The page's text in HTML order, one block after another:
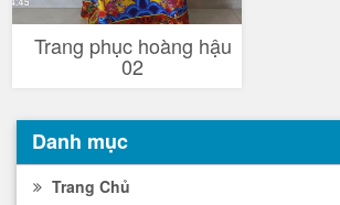
Trang phục hoàng hậu
02
Danh mục
Trang Chủ